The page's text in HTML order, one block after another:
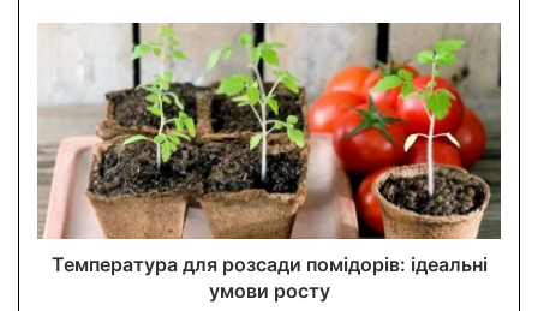
Температура для розсади помідорів: ідеальні
умови росту